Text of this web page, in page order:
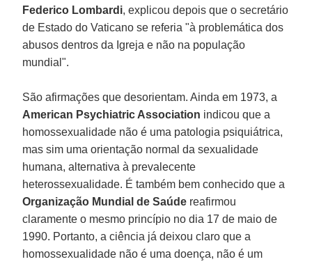
Federico Lombardi, explicou depois que o secretário
de Estado do Vaticano se referia "à problemática dos
abusos dentros da Igreja e não na população
mundial".
São afirmações que desorientam. Ainda em 1973, a
American Psychiatric Association indicou que a
homossexualidade não é uma patologia psiquiátrica,
mas sim uma orientação normal da sexualidade
humana, alternativa à prevalecente
heterossexualidade. É também bem conhecido que a
Organização Mundial de Saúde reafirmou
claramente o mesmo princípio no dia 17 de maio de
1990. Portanto, a ciência já deixou claro que a
homossexualidade não é uma doença, não é um